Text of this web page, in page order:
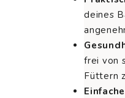
deines
frei von
Füttern